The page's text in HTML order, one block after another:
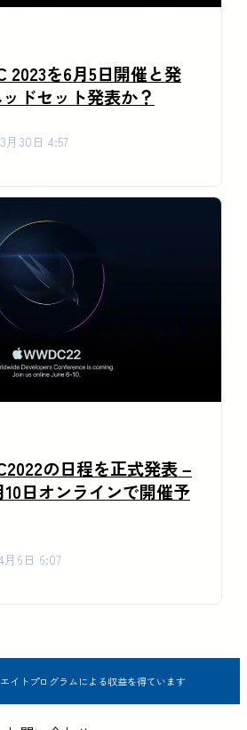
2023を6月5日開催と発
ドセット発表か？
月30日 4:57
の日程を正式発表 –
日オンラインで開催予
月6日 6:07
イトプログラムによる収益を得ています